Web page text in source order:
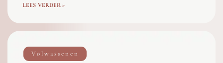
LEES VERDER >
Volwassenen